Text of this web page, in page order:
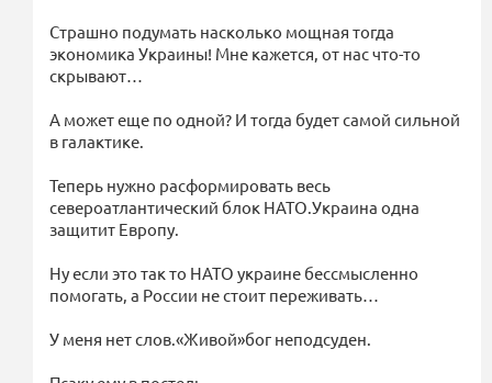
Страшно подумать насколько мощная тогда
экономика Украины! Мне кажется, от нас что-то
скрывают…
А может еще по одной? И тогда будет самой сильной
в галактике.
Теперь нужно расформировать весь
североатлантический блок НАТО.Украина одна
защитит Европу.
Ну если это так то НАТО украине бессмысленно
помогать, а России не стоит переживать…
У меня нет слов.«Живой»бог неподсуден.